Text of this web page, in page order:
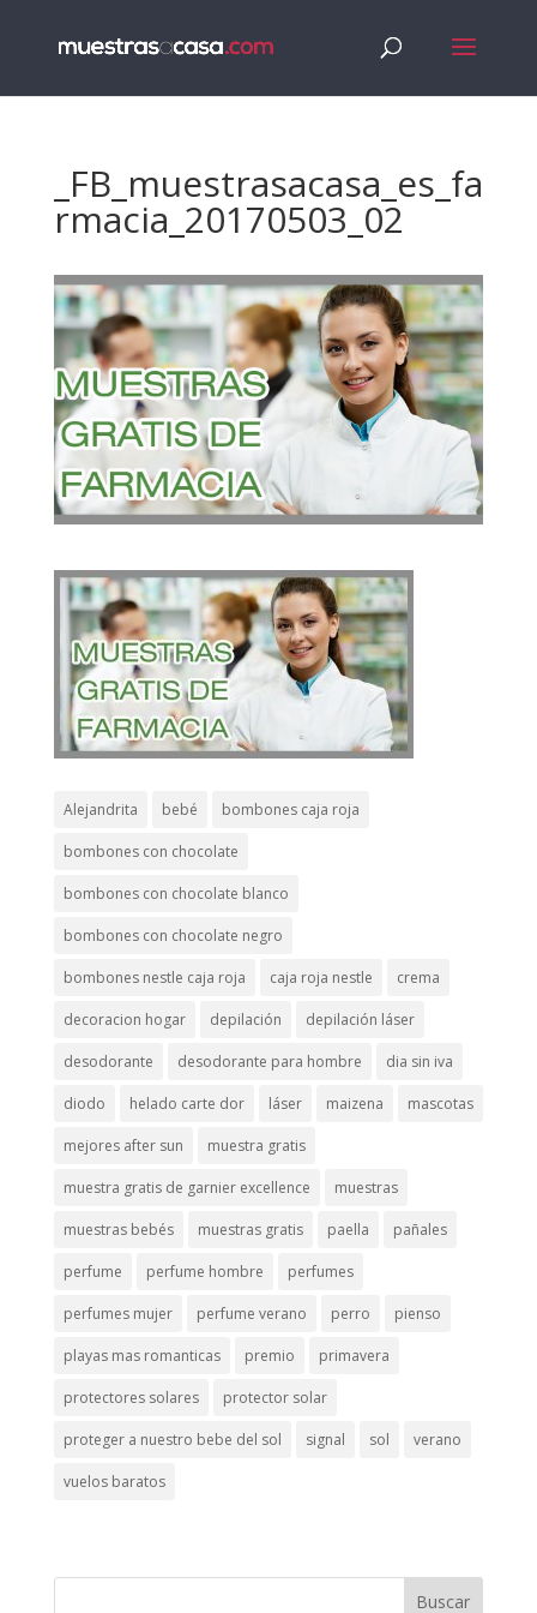
_FB_muestrasacasa_es_fa
rmacia_20170503_02
Alejandrita bebé bombones caja roja
bombones con chocolate
bombones con chocolate blanco
bombones con chocolate negro
bombones nestle caja roja caja roja nestle crema
decoracion hogar depilación depilación láser
desodorante desodorante para hombre dia sin iva
diodo helado carte dor láser maizena mascotas
mejores after sun muestra gratis
muestra gratis de garnier excellence muestras
muestras bebés muestras gratis paella pañales
perfume perfume hombre perfumes
perfumes mujer perfume verano perro pienso
playas mas romanticas premio primavera
protectores solares protector solar
proteger a nuestro bebe del sol signal sol verano
vuelos baratos